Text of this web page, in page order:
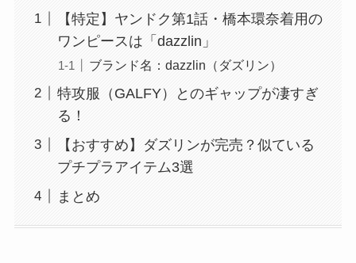
【特定】ヤンドク第1話・橋本環奈着用の
ワンピースは「dazzlin」
ブランド名：dazzlin（ダズリン）
特攻服（GALFY）とのギャップが凄すぎ
る！
【おすすめ】ダズリンが完売？似ている
プチプラアイテム3選
まとめ